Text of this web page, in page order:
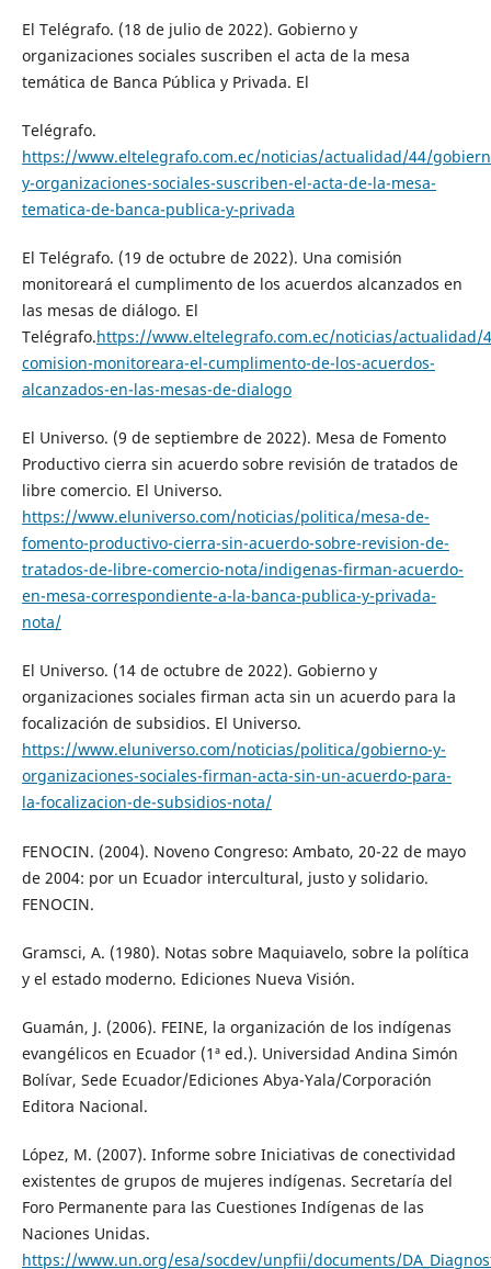
El Telégrafo. (18 de julio de 2022). Gobierno y
organizaciones sociales suscriben el acta de la mesa
temática de Banca Pública y Privada. El
Telégrafo.
https://www.eltelegrafo.com.ec/noticias/actualidad/44/
y-organizaciones-sociales-suscriben-el-acta-de-la-mesa-
tematica-de-banca-publica-y-privada
El Telégrafo. (19 de octubre de 2022). Una comisión
monitoreará el cumplimento de los acuerdos alcanzados en
las mesas de diálogo. El
Telégrafo.https://www.eltelegrafo.com.ec/noticias/actualidad/
comision-monitoreara-el-cumplimento-de-los-acuerdos-
alcanzados-en-las-mesas-de-dialogo
El Universo. (9 de septiembre de 2022). Mesa de Fomento
Productivo cierra sin acuerdo sobre revisión de tratados de
libre comercio. El Universo.
https://www.eluniverso.com/noticias/politica/mesa-de-
fomento-productivo-cierra-sin-acuerdo-sobre-revision-de-
tratados-de-libre-comercio-nota/indigenas-firman-acuerdo-
en-mesa-correspondiente-a-la-banca-publica-y-privada-
nota/
El Universo. (14 de octubre de 2022). Gobierno y
organizaciones sociales firman acta sin un acuerdo para la
focalización de subsidios. El Universo.
https://www.eluniverso.com/noticias/politica/gobierno-y-
organizaciones-sociales-firman-acta-sin-un-acuerdo-para-
la-focalizacion-de-subsidios-nota/
FENOCIN. (2004). Noveno Congreso: Ambato, 20-22 de mayo
de 2004: por un Ecuador intercultural, justo y solidario.
FENOCIN.
Gramsci, A. (1980). Notas sobre Maquiavelo, sobre la política
y el estado moderno. Ediciones Nueva Visión.
Guamán, J. (2006). FEINE, la organización de los indígenas
evangélicos en Ecuador (1ª ed.). Universidad Andina Simón
Bolívar, Sede Ecuador/Ediciones Abya-Yala/Corporación
Editora Nacional.
López, M. (2007). Informe sobre Iniciativas de conectividad
existentes de grupos de mujeres indígenas. Secretaría del
Foro Permanente para las Cuestiones Indígenas de las
Naciones Unidas.
https://www.un.org/esa/socdev/unpfii/documents/